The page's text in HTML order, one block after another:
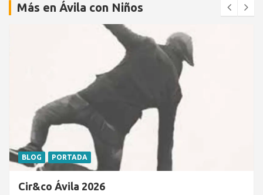
Más en Ávila con Niños
BLOG PORTADA
Cir&co Ávila 2026